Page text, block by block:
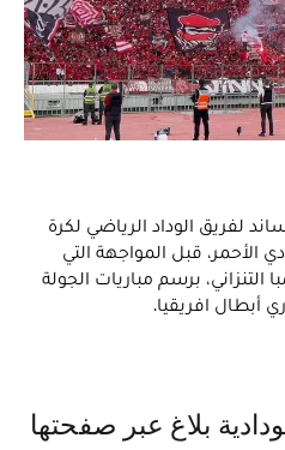
لفريق الوداد الرياضي لكرة
الأحمر، قبل المواجهة التي
برسم مباريات الجولة
أبطال افريقيا.